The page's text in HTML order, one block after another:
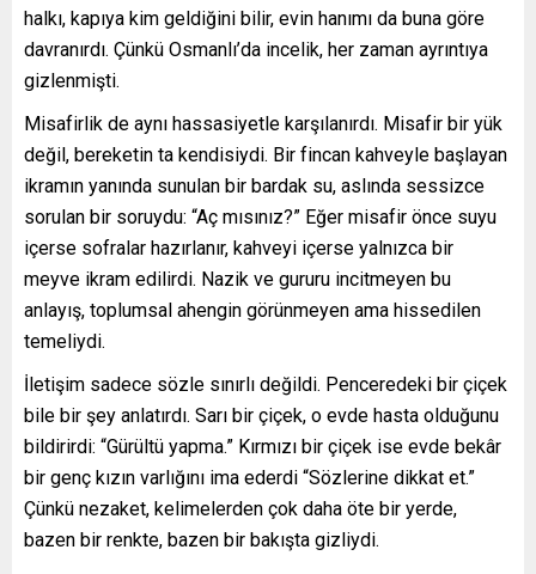
halkı, kapıya kim geldiğini bilir, evin hanımı da buna göre
davranırdı. Çünkü Osmanlı’da incelik, her zaman ayrıntıya
gizlenmişti.
Misafirlik de aynı hassasiyetle karşılanırdı. Misafir bir yük
değil, bereketin ta kendisiydi. Bir fincan kahveyle başlayan
ikramın yanında sunulan bir bardak su, aslında sessizce
sorulan bir soruydu: “Aç mısınız?” Eğer misafir önce suyu
içerse sofralar hazırlanır, kahveyi içerse yalnızca bir
meyve ikram edilirdi. Nazik ve gururu incitmeyen bu
anlayış, toplumsal ahengin görünmeyen ama hissedilen
temeliydi.
İletişim sadece sözle sınırlı değildi. Penceredeki bir çiçek
bile bir şey anlatırdı. Sarı bir çiçek, o evde hasta olduğunu
bildirirdi: “Gürültü yapma.” Kırmızı bir çiçek ise evde bekâr
bir genç kızın varlığını ima ederdi “Sözlerine dikkat et.”
Çünkü nezaket, kelimelerden çok daha öte bir yerde,
bazen bir renkte, bazen bir bakışta gizliydi.